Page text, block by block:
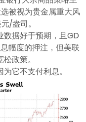
被视为贵金属重大风
/盎司。
数据好于预期，且GD
幅度的押注，但美联
政策。
它不支付利息。